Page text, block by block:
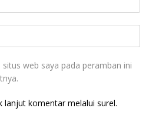
web saya pada peramban ini
lanjut komentar melalui surel.